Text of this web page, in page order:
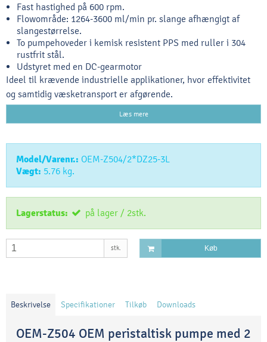
Fast hastighed på 600 rpm.
Flowområde: 1264-3600 ml/min pr. slange afhængigt af
slangestørrelse.
To pumpehoveder i kemisk resistent PPS med ruller i 304
rustfrit stål.
Udstyret med en DC-gearmotor
Ideel til krævende industrielle applikationer, hvor effektivitet
og samtidig væsketransport er afgørende.
Læs mere
Model/Varenr.: OEM-Z504/2*DZ25-3L
Vægt: 5.76 kg.
Lagerstatus: på lager / 2stk.
stk. Køb
Beskrivelse Specifikationer Tilkøb Downloads
OEM-Z504 OEM peristaltisk pumpe med 2